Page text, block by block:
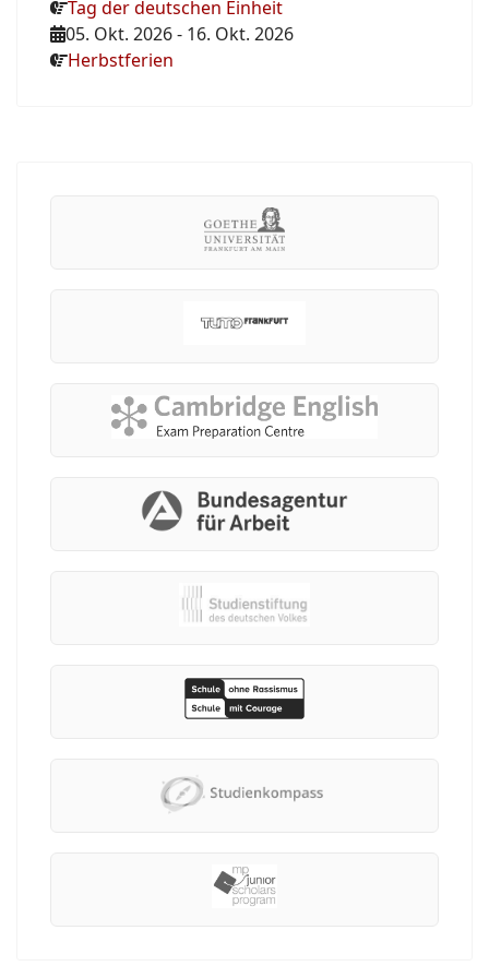
Tag der deutschen Einheit
05. Okt. 2026- 16. Okt. 2026
Herbstferien